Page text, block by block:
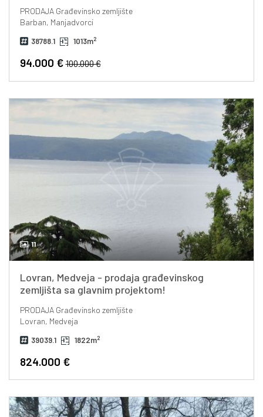
PRODAJAGrađevinsko zemljište
Barban, Manjadvorci
38788.1 1013m2
94.000 €100.000 €
11
Lovran, Medveja - prodaja građevinskog
zemljišta sa glavnim projektom!
PRODAJAGrađevinsko zemljište
Lovran, Medveja
39039.1 1822m2
824.000 €